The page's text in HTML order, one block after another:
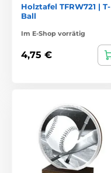
Holztafel TFRW721 | T-
Ball
Im E-Shop vorrätig
4,75 €